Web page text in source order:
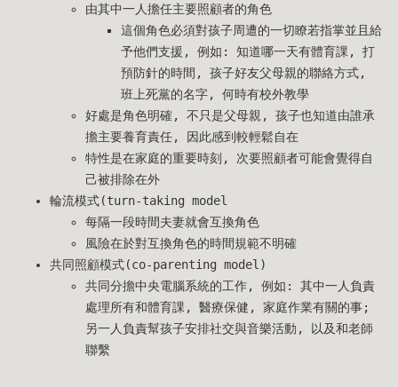
由其中一人擔任主要照顧者的角色
這個角色必須對孩子周遭的一切瞭若指掌並且給
予他們支援, 例如: 知道哪一天有體育課, 打
預防針的時間, 孩子好友父母親的聯絡方式,
班上死黨的名字, 何時有校外教學
好處是角色明確, 不只是父母親, 孩子也知道由誰承
擔主要養育責任, 因此感到較輕鬆自在
特性是在家庭的重要時刻, 次要照顧者可能會覺得自
己被排除在外
輪流模式(turn-taking model
每隔一段時間夫妻就會互換角色
風險在於對互換角色的時間規範不明確
共同照顧模式(co-parenting model)
共同分擔中央電腦系統的工作, 例如: 其中一人負責
處理所有和體育課, 醫療保健, 家庭作業有關的事;
另一人負責幫孩子安排社交與音樂活動, 以及和老師
聯繫